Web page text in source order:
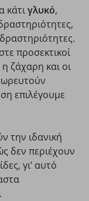
κάτιγλυκό,
προσεκτικοί
ζάχαρη και οι
επιλέγουμε
την ιδανική
δεν περιέχουν
γι’ αυτό